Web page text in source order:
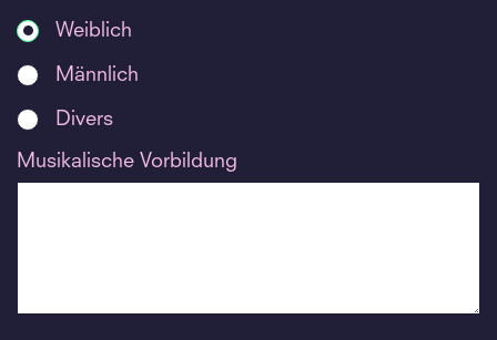
Weiblich
Männlich
Divers
Musikalische Vorbildung